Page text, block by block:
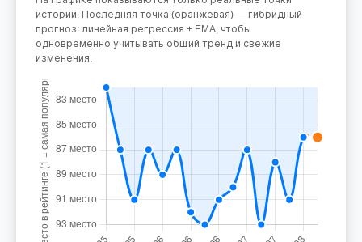
истории. Последняя точка (оранжевая) — гибридный
прогноз: линейная регрессия + EMA, чтобы
одновременно учитывать общий тренд и свежие
изменения.